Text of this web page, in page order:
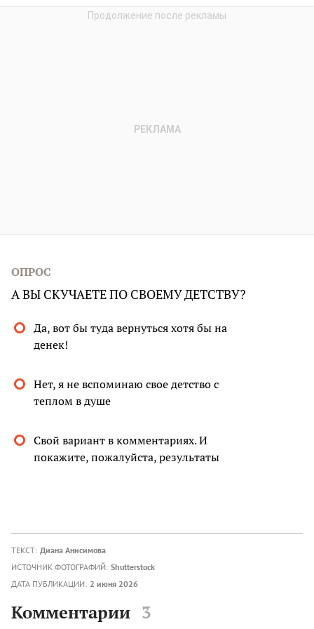
ОПРОС
А ВЫ СКУЧАЕТЕ ПО СВОЕМУ ДЕТСТВУ?
Да, вот бы туда вернуться хотя бы на
денек!
Нет, я не вспоминаю свое детство с
теплом в душе
Свой вариант в комментариях. И
покажите, пожалуйста, результаты
ТЕКСТ: Диана Анисимова
ИСТОЧНИК ФОТОГРАФИЙ: Shutterstock
ДАТА ПУБЛИКАЦИИ: 2 июня 2026
Комментарии 3